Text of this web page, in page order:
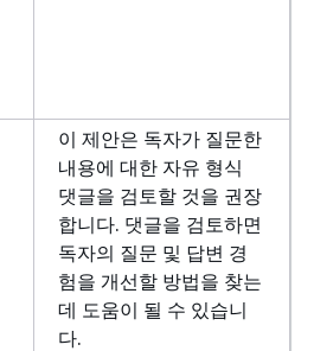
이 제안은 독자가 질문한
내용에 대한 자유 형식
댓글을 검토할 것을 권장
합니다. 댓글을 검토하면
독자의 질문 및 답변 경
험을 개선할 방법을 찾는
데 도움이 될 수 있습니
다.